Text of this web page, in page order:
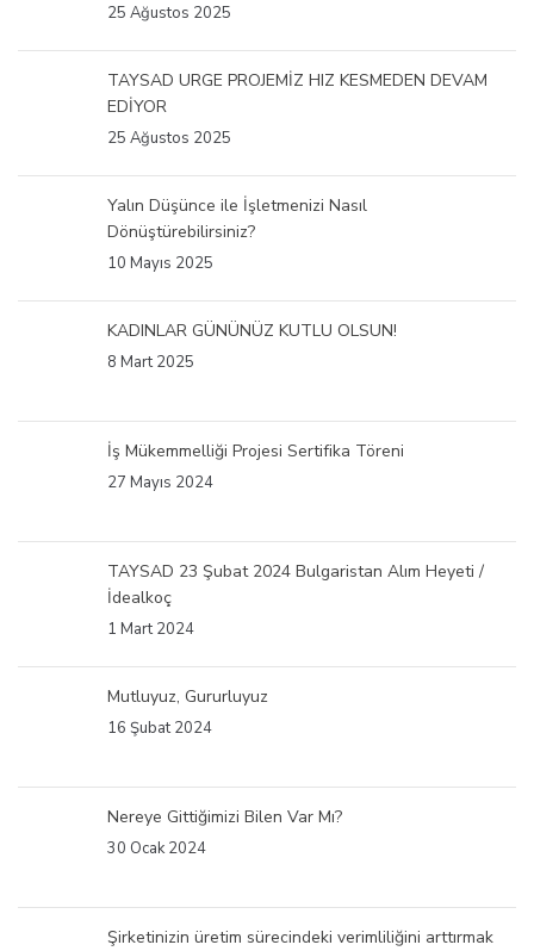
25 Ağustos 2025
TAYSAD URGE PROJEMİZ HIZ KESMEDEN DEVAM
EDİYOR
25 Ağustos 2025
Yalın Düşünce ile İşletmenizi Nasıl
Dönüştürebilirsiniz?
10 Mayıs 2025
KADINLAR GÜNÜNÜZ KUTLU OLSUN!
8 Mart 2025
İş Mükemmelliği Projesi Sertifika Töreni
27 Mayıs 2024
TAYSAD 23 Şubat 2024 Bulgaristan Alım Heyeti /
İdealkoç
1 Mart 2024
Mutluyuz, Gururluyuz
16 Şubat 2024
Nereye Gittiğimizi Bilen Var Mı?
30 Ocak 2024
Şirketinizin üretim sürecindeki verimliliğini arttırmak